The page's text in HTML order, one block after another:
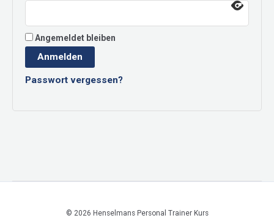
Angemeldet bleiben
Anmelden
Passwort vergessen?
© 2026 Henselmans Personal Trainer Kurs